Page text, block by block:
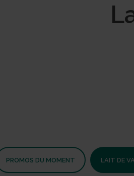
PROMOS DU MOMENT LAIT DE